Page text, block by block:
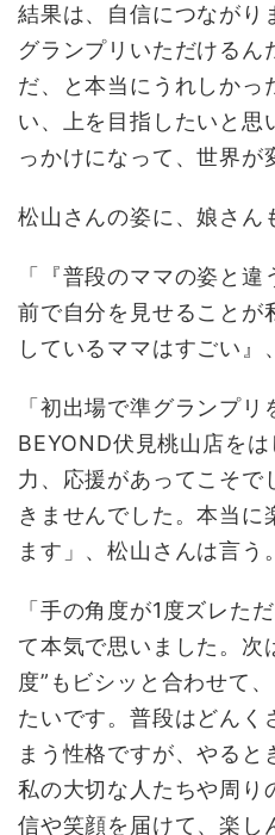
結果は、自信につながり
グランプリいただけるん
だ、と本当にうれしかっ
い、上を目指したいと思
っかけになって、世界が
松山さんの姿に、娘さん
「『普段のママの姿と
前で自分を見せることが
しているママはすごい』
「初出場で準グランプリ
BEYOND伏見桃山店を
力、応援があってこそで
きませんでした。本当に
ます」、松山さんは言う。
「手の角度が1度ズレた
て本気で思いました。次
度”もビシッと合わせて
たいです。普段はどんく
まう性格ですが、やると
私の大切な人たちや周り
信や笑顔を届けて、楽し